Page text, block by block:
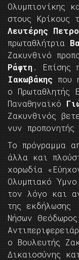
Ολυμπιονίκης
στους Κρίκους
Λευτέρης
πρωταθλήτρια
Ζακυνθινό
Ράφτη. Επίσης
Ιακωβάκης που
ο Πρωταθλητής
Παναθηναϊκό
Ζακυνθινός
νυν προπονητής
Το πρόγραμμα
άλλα και
χορωδία
Ολυμπιακό
τον λόγο και
της εκδήλωσης
Νήσων
ο Βουλευτής
Δικαιοσύνης